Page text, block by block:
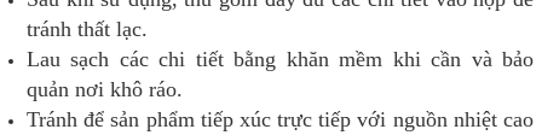
tránh thất lạc.
Lau sạch các chi tiết bằng khăn mềm khi cần và bảo
quản nơi khô ráo.
Tránh để sản phẩm tiếp xúc trực tiếp với nguồn nhiệt cao